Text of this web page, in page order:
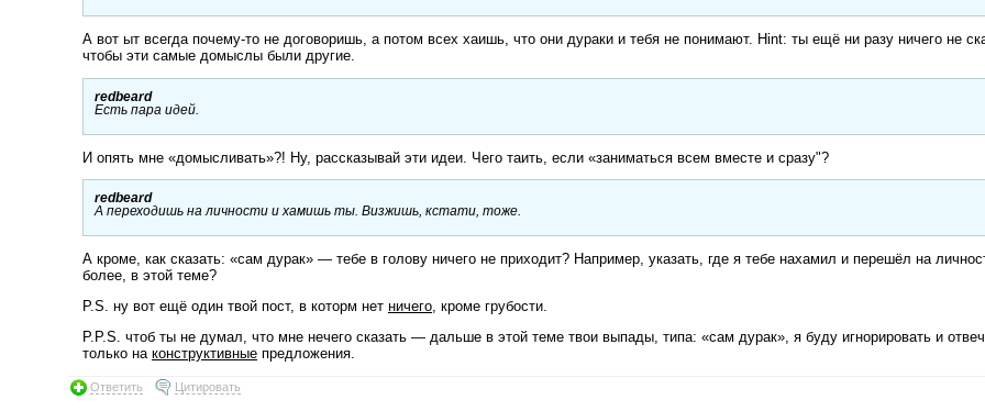
А вот ыт всегда почему-то не договоришь, а потом всех хаишь, что они дураки и тебя не понимают. Hint: ты ещё ни разу ничего не
чтобы эти самые домыслы были другие.
redbeard
Есть пара идей.
И опять мне «домысливать»?! Ну, рассказывай эти идеи. Чего таить, если «заниматься всем вместе и сразу"?
redbeard
А переходишь на личности и хамишь ты. Визжишь, кстати, тоже.
А кроме, как сказать: «сам дурак» — тебе в голову ничего не приходит? Например, указать, где я тебе нахамил и перешёл на
более, в этой теме?
P.S. ну вот ещё один твой пост, в которм нет ничего, кроме грубости.
P.P.S. чтоб ты не думал, что мне нечего сказать — дальше в этой теме твои выпады, типа: «сам дурак», я буду игнорировать и
только на конструктивные предложения.
Ответить Цитировать